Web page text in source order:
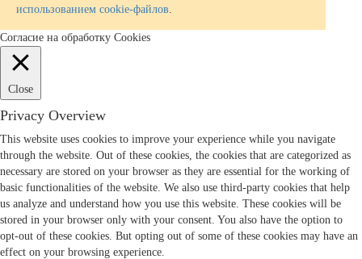
использованием cookie-файлов
Согласие на обработку Cookies
Close
Privacy Overview
This website uses cookies to improve your experience while you navigate
through the website. Out of these cookies, the cookies that are categorized as
necessary are stored on your browser as they are essential for the working of
basic functionalities of the website. We also use third-party cookies that help
us analyze and understand how you use this website. These cookies will be
stored in your browser only with your consent. You also have the option to
opt-out of these cookies. But opting out of some of these cookies may have an
effect on your browsing experience.